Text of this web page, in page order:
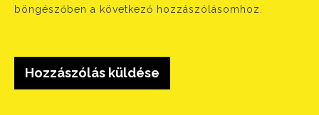
böngészőben a következő hozzászólásomhoz.